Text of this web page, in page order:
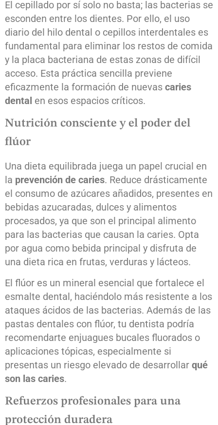
El cepillado por sí solo no basta; las bacterias se
esconden entre los dientes. Por ello, el uso
diario del hilo dental o cepillos interdentales es
fundamental para eliminar los restos de comida
y la placa bacteriana de estas zonas de difícil
acceso. Esta práctica sencilla previene
eficazmente la formación de nuevas caries
dental en esos espacios críticos.
Nutrición consciente y el poder del
flúor
Una dieta equilibrada juega un papel crucial en
la prevención de caries. Reduce drásticamente
el consumo de azúcares añadidos, presentes en
bebidas azucaradas, dulces y alimentos
procesados, ya que son el principal alimento
para las bacterias que causan la caries. Opta
por agua como bebida principal y disfruta de
una dieta rica en frutas, verduras y lácteos.
El flúor es un mineral esencial que fortalece el
esmalte dental, haciéndolo más resistente a los
ataques ácidos de las bacterias. Además de las
pastas dentales con flúor, tu dentista podría
recomendarte enjuagues bucales fluorados o
aplicaciones tópicas, especialmente si
presentas un riesgo elevado de desarrollar qué
son las caries.
Refuerzos profesionales para una
protección duradera